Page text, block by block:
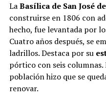
LaBasílica de San José
construirse en 1806 con
hecho, fue levantada por
Cuatro años después, se
ladrillos. Destaca por su
pórtico con seis
población hizo que se
renovar.